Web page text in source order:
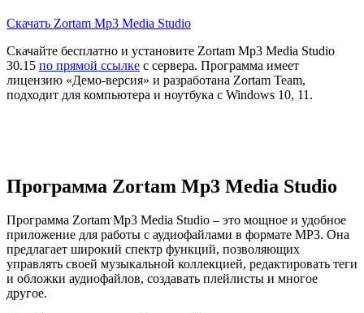
Скачать Zortam Mp3 Media Studio
Скачайте бесплатно и установите Zortam Mp3 Media Studio
30.15 по прямой ссылке с сервера. Программа имеет
лицензию «Демо-версия» и разработана Zortam Team,
подходит для компьютера и ноутбука с Windows 10, 11.
Программа Zortam Mp3 Media Studio
Программа Zortam Mp3 Media Studio – это мощное и удобное
приложение для работы с аудиофайлами в формате MP3. Она
предлагает широкий спектр функций, позволяющих
управлять своей музыкальной коллекцией, редактировать теги
и обложки аудиофайлов, создавать плейлисты и многое
другое.